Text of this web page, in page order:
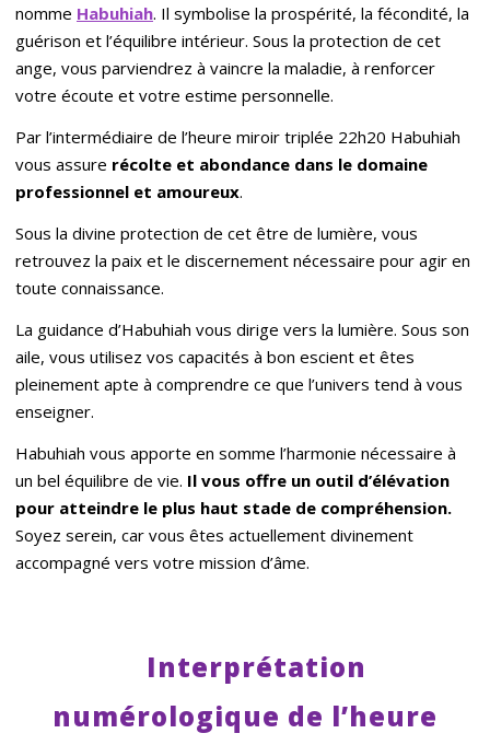
nomme Habuhiah. Il symbolise la prospérité, la fécondité, la
guérison et l’équilibre intérieur. Sous la protection de cet
ange, vous parviendrez à vaincre la maladie, à renforcer
votre écoute et votre estime personnelle.
Par l’intermédiaire de l’heure miroir triplée 22h20 Habuhiah
vous assure récolte et abondance dans le domaine
professionnel et amoureux.
Sous la divine protection de cet être de lumière, vous
retrouvez la paix et le discernement nécessaire pour agir en
toute connaissance.
La guidance d’Habuhiah vous dirige vers la lumière. Sous son
aile, vous utilisez vos capacités à bon escient et êtes
pleinement apte à comprendre ce que l’univers tend à vous
enseigner.
Habuhiah vous apporte en somme l’harmonie nécessaire à
un bel équilibre de vie. Il vous offre un outil d’élévation
pour atteindre le plus haut stade de compréhension.
Soyez serein, car vous êtes actuellement divinement
accompagné vers votre mission d’âme.
Interprétation
numérologique de l’heure